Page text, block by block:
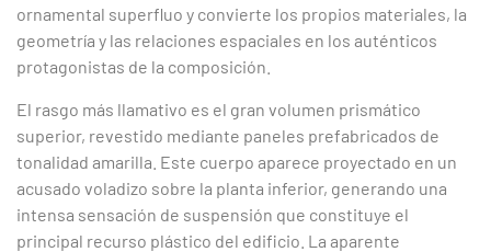
ornamental superfluo y convierte los propios materiales, la
geometría y las relaciones espaciales en los auténticos
protagonistas de la composición.
El rasgo más llamativo es el gran volumen prismático
superior, revestido mediante paneles prefabricados de
tonalidad amarilla. Este cuerpo aparece proyectado en un
acusado voladizo sobre la planta inferior, generando una
intensa sensación de suspensión que constituye el
principal recurso plástico del edificio. La aparente